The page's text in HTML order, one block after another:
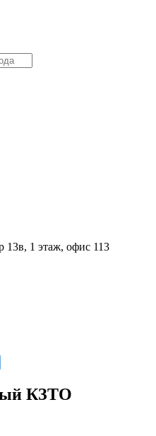
13в, 1 этаж, офис 113
КЗТО